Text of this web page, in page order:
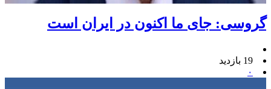
گروسی: جای ما اکنون در ایران است
19 بازدید
۰